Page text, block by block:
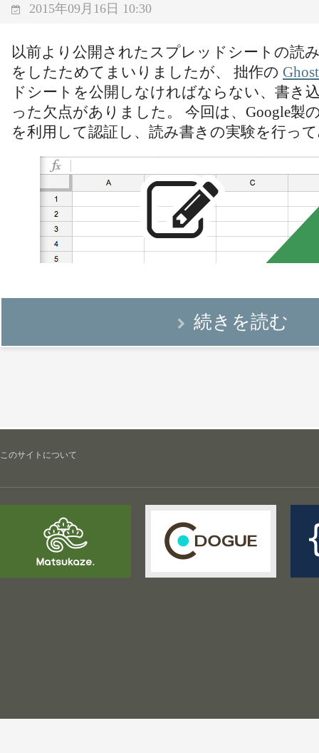
2015年09月16日 10:30
以前より公開されたスプレッドシートの読
をしたためてまいりましたが、 拙作の
ドシートを公開しなければならない、書き
った欠点がありました。 今回は、Google製
を利用して認証し、読み書きの実験を行っ
続きを読む
このサイトについて